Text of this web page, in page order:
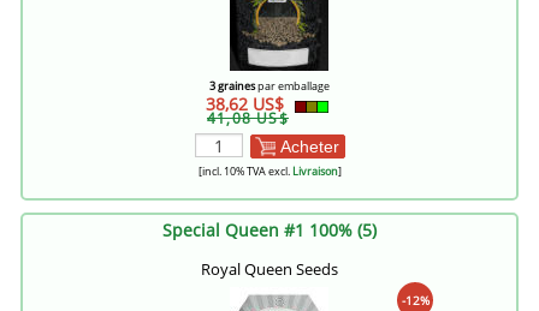
3 grainespar emballage
38,62 US$
41,08 US$
Acheter
[incl. 10% TVA excl.Livraison]
Special Queen #1 100% (5)
Royal Queen Seeds
-12%